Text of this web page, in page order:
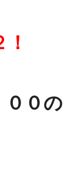
００の